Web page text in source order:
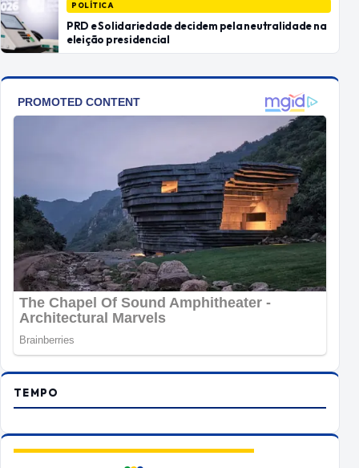
POLÍTICA
PRD e Solidariedade decidem pela neutralidade na
eleição presidencial
TEMPO